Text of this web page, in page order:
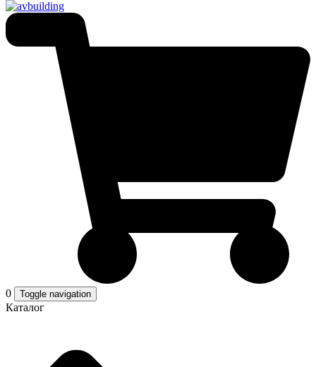
0 Toggle navigation
Каталог